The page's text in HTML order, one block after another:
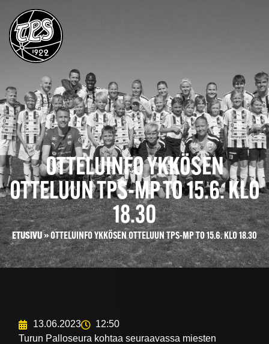
OTTELUINFO YKKÖSEN
OTTELUUN TPS-MP TO 15.6. KLO
18.30
ETUSIVU»OTTELUINFO YKKÖSEN OTTELUUN TPS-MP TO 15.6. KLO 18.30
13.06.2023
12:50
Turun Palloseura kohtaa seuraavassa miesten